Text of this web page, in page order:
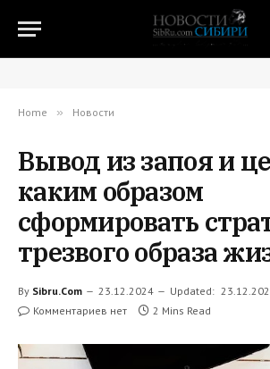
Home » Новости
Вывод из запоя и
каким образом
сформировать
трезвого образа
By Sibru.Com 23.12.2024 Updated:
Комментариев нет 2 Mins Read